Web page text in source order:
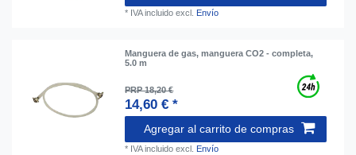
* IVA incluido excl. Envío
Manguera de gas, manguera CO2 - completa,
5.0 m
PRP 18,20 €
14,60 € *
Agregar al carrito de compras
* IVA incluido excl. Envío